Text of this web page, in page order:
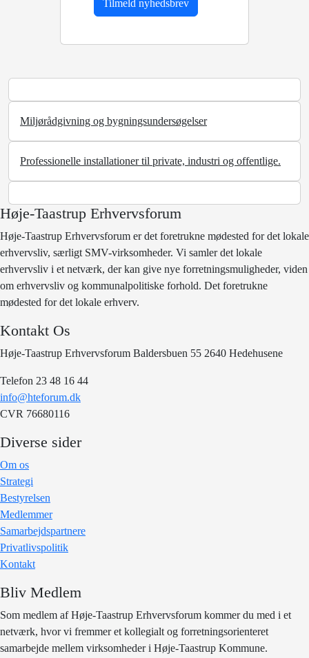
Miljørådgivning og bygningsundersøgelser
Professionelle installationer til private, industri og offentlige.
Høje-Taastrup Erhvervsforum
Høje-Taastrup Erhvervsforum er det foretrukne mødested for det lokale
erhvervsliv, særligt SMV-virksomheder. Vi samler det lokale
erhvervsliv i et netværk, der kan give nye forretningsmuligheder, viden
om erhvervsliv og kommunalpolitiske forhold. Det foretrukne
mødested for det lokale erhverv.
Kontakt Os
Høje-Taastrup Erhvervsforum Baldersbuen 55 2640 Hedehusene
Telefon 23 48 16 44
info@hteforum.dk
CVR 76680116
Diverse sider
Om os
Strategi
Bestyrelsen
Medlemmer
Samarbejdspartnere
Privatlivspolitik
Kontakt
Bliv Medlem
Som medlem af Høje-Taastrup Erhvervsforum kommer du med i et
netværk, hvor vi fremmer et kollegialt og forretningsorienteret
samarbejde mellem virksomheder i Høje-Taastrup Kommune.